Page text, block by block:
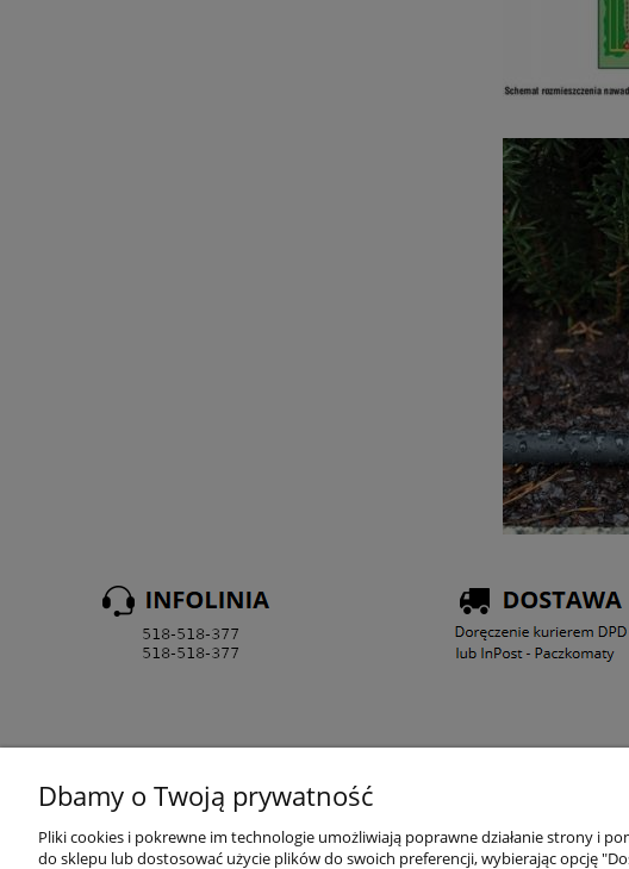
ZAMAWIANIE
Dbamy o Twoją prywatność
Pliki cookies i pokrewne im technologie umożliwiają poprawne działanie strony i
do sklepu lub dostosować użycie plików do swoich preferencji, wybierając opcję